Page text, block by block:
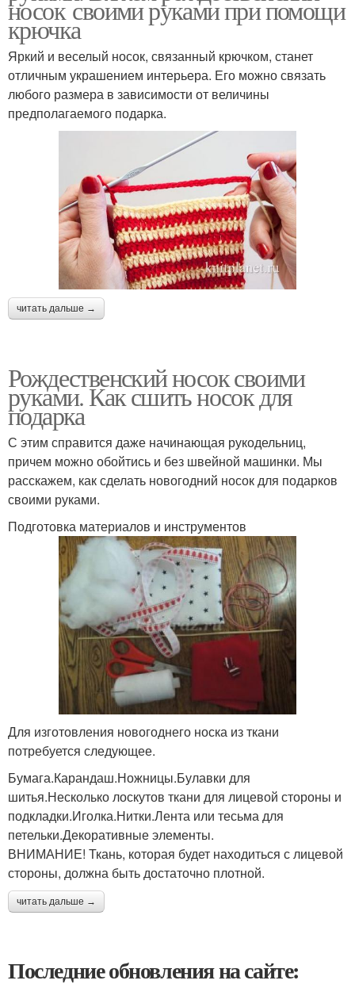
носок своими руками при помощи
крючка
Яркий и веселый носок, связанный крючком, станет
отличным украшением интерьера. Его можно связать
любого размера в зависимости от величины
предполагаемого подарка.
читать дальше →
Рождественский носок своими
руками. Как сшить носок для
подарка
С этим справится даже начинающая рукодельниц,
причем можно обойтись и без швейной машинки. Мы
расскажем, как сделать новогодний носок для подарков
своими руками.
Подготовка материалов и инструментов
Для изготовления новогоднего носка из ткани
потребуется следующее.
Бумага.Карандаш.Ножницы.Булавки для
шитья.Несколько лоскутов ткани для лицевой стороны и
подкладки.Иголка.Нитки.Лента или тесьма для
петельки.Декоративные элементы.
ВНИМАНИЕ! Ткань, которая будет находиться с лицевой
стороны, должна быть достаточно плотной.
читать дальше →
Последние обновления на сайте: